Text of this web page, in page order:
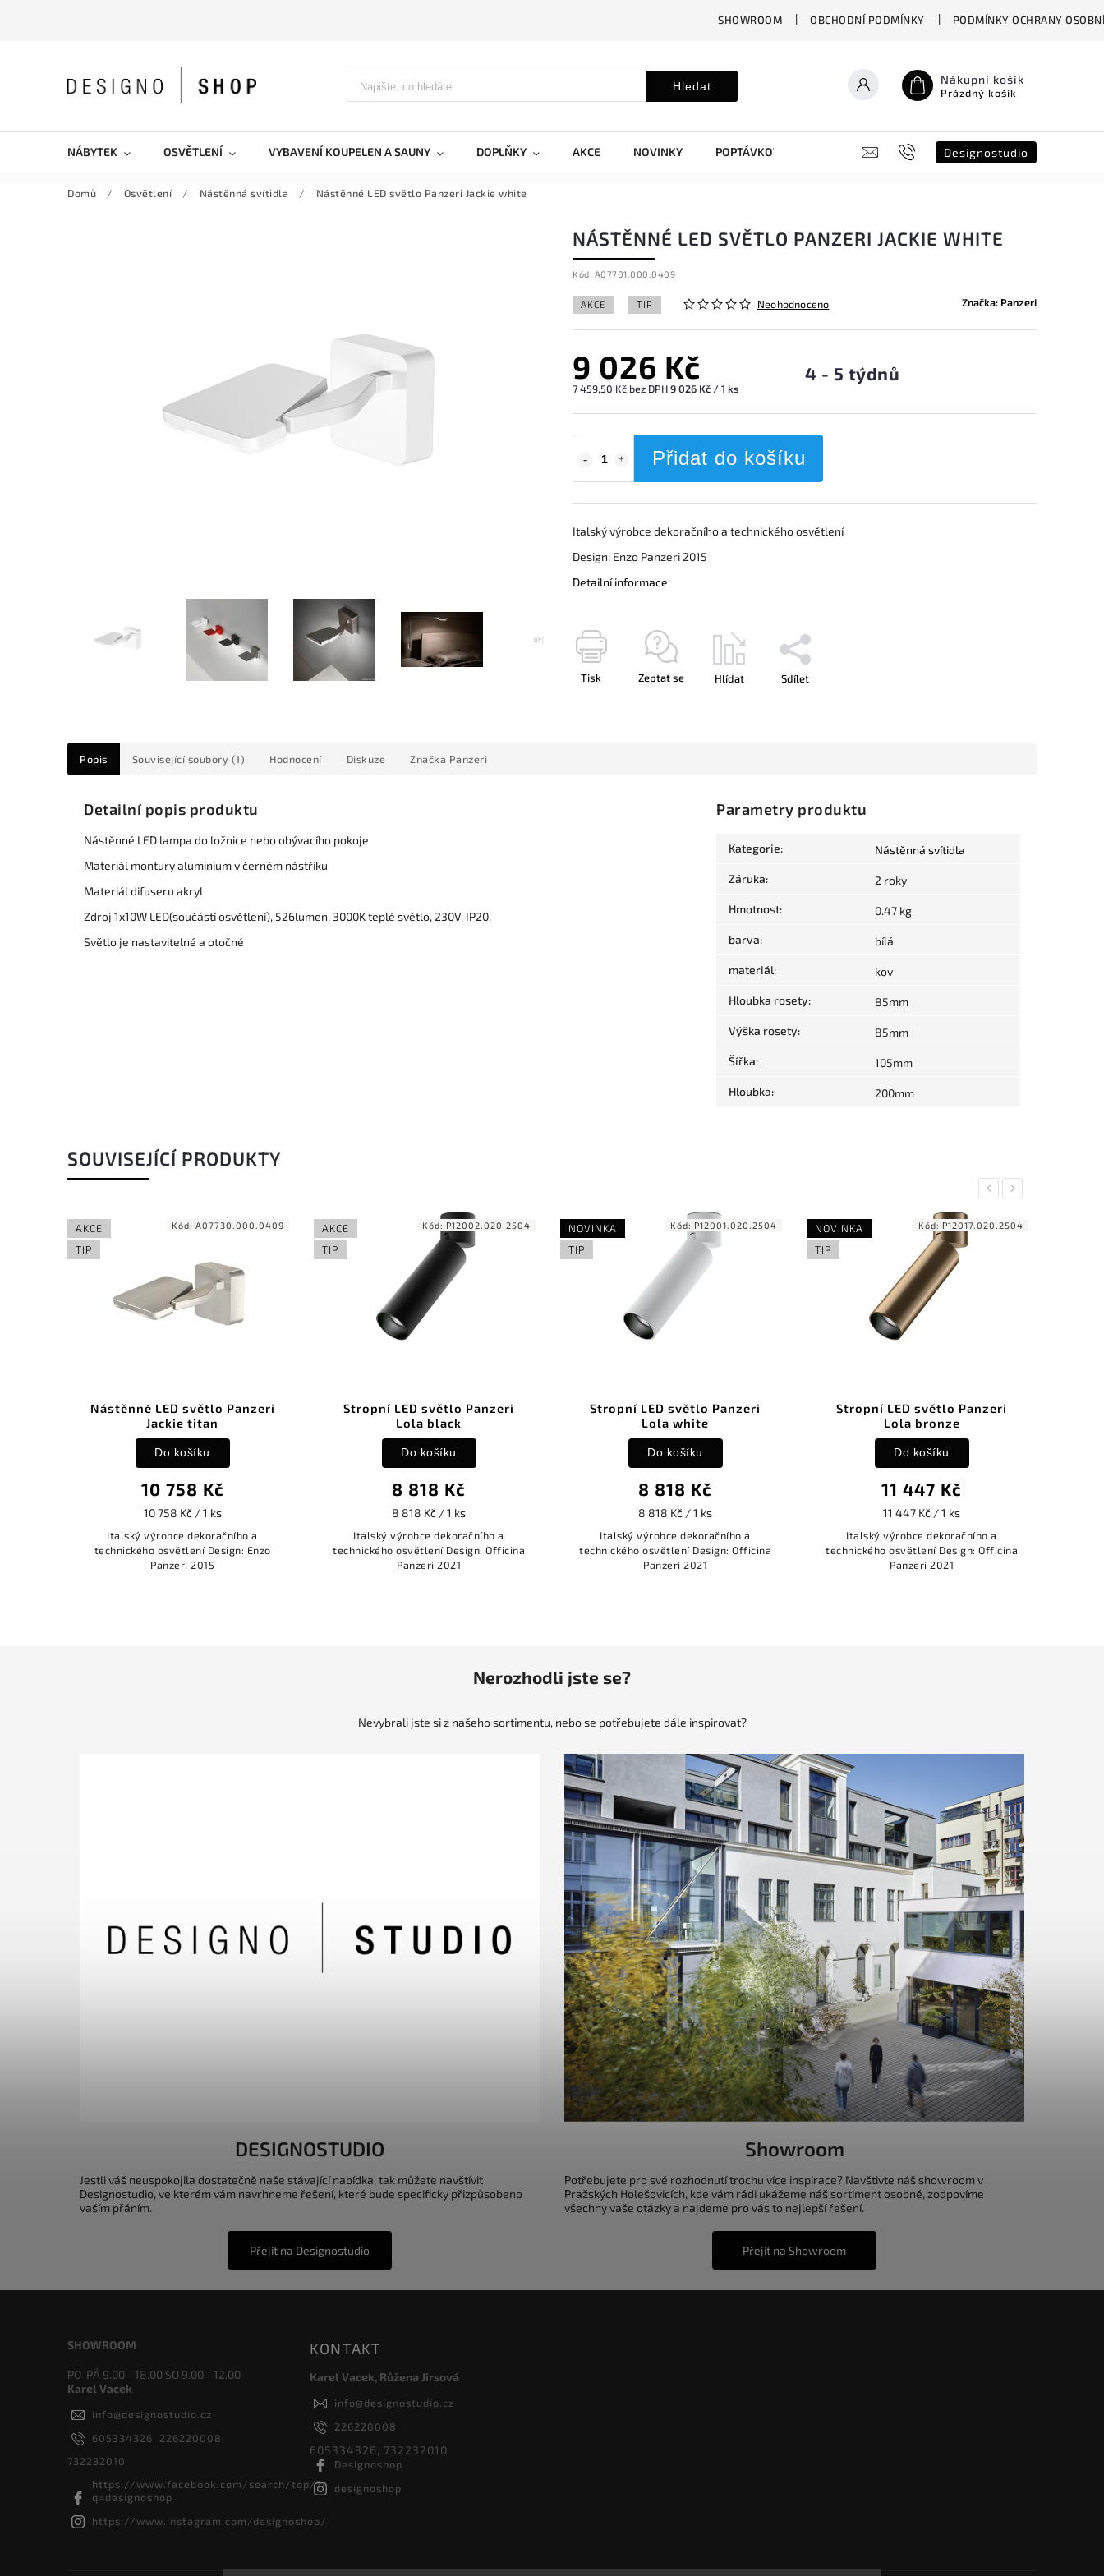
SHOWROOM OBCHODNÍ PODMÍNKY PODMÍNKY OCHRANY
Hledat Nákupní košík
Prázdný košík
NÁBYTEK OSVĚTLENÍ VYBAVENÍ KOUPELEN A SAUNY DOPLŇKY AKCE NOVINKY POPTÁVKOVÝ FORMULÁŘ B2B SHOWROOM
Designostudio
Domů / Osvětlení / Nástěnná svítidla / Nástěnné LED světlo Panzeri Jackie white
NÁSTĚNNÉ LED SVĚTLO PANZERI JACKIE WHITE
Kód: A07701.000.0409
AKCE TIP Neohodnoceno Značka: Panzeri
9 026 Kč
7 459,50 Kč bez DPH9 026 Kč / 1 ks
4 - 5 týdnů
Přidat do košíku
Italský výrobce dekoračního a technického osvětlení
Design: Enzo Panzeri 2015
Detailní informace
Tisk Zeptat se Hlídat Sdílet
Popis Související soubory (1) Hodnocení Diskuze Značka Panzeri
Detailní popis produktu
Nástěnné LED lampa do ložnice nebo obývacího pokoje
Materiál montury aluminium v černém nástřiku
Materiál difuseru akryl
Zdroj 1x10W LED(součástí osvětlení), 526lumen, 3000K teplé světlo, 230V, IP20.
Světlo je nastavitelné a otočné
Parametry produktu
Kategorie: Nástěnná svítidla
Záruka: 2 roky
Hmotnost: 0.47 kg
barva: bílá
materiál: kov
Hloubka rosety: 85mm
Výška rosety: 85mm
Šířka: 105mm
Hloubka: 200mm
SOUVISEJÍCÍ PRODUKTY
Previous
AKCE
TIP
Nástěnné LED světlo Panzeri
Jackie titan
10 758 Kč
10 758 Kč / 1 ks
Do košíku
Italský výrobce dekoračního a
technického osvětlení Design: Enzo
Panzeri 2015
Kód: A07730.000.0409
AKCE
TIP
Stropní LED světlo Panzeri
Lola black
8 818 Kč
8 818 Kč / 1 ks
Do košíku
Italský výrobce dekoračního a
technického osvětlení Design: Officina
Panzeri 2021
Kód: P12002.020.2504
NOVINKA
TIP
Stropní LED světlo Panzeri
Lola white
8 818 Kč
8 818 Kč / 1 ks
Do košíku
Italský výrobce dekoračního a
technického osvětlení Design: Officina
Panzeri 2021
Kód: P12001.020.2504
NOVINKA
TIP
Stropní LED světlo Panzeri
Lola bronze
11 447 Kč
11 447 Kč / 1 ks
Do košíku
Italský výrobce dekoračního a
technického osvětlení Design: Officina
Panzeri 2021
Kód: P12017.020.2504
Next
Nerozhodli jste se?
Nevybrali jste si z našeho sortimentu, nebo se potřebujete dále inspirovat?
DESIGNOSTUDIO
Jestli váš neuspokojila dostatečně naše stávající nabídka, tak můžete navštívit
Designostudio, ve kterém vám navrhneme řešení, které bude specificky přizpůsobeno
vaším přáním.
Přejít na Designostudio
Showroom
Potřebujete pro své rozhodnutí trochu více inspirace? Navštivte náš showroom v
Pražských Holešovicích, kde vám rádi ukážeme náš sortiment osobně, zodpovíme
všechny vaše otázky a najdeme pro vás to nejlepší řešení.
Přejít na Showroom
SHOWROOM
PO-PÁ 9.00 - 18.00 SO 9.00 - 12.00
Karel Vacek
info@designostudio.cz
605334326, 226220008
732232010
https://www.facebook.com/search/top/?
q=designoshop
https://www.instagram.com/designoshop/
KONTAKT
Karel Vacek, Růžena Jirsová
info@designostudio.cz
226220008
605334326, 732232010
Designoshop
designoshop